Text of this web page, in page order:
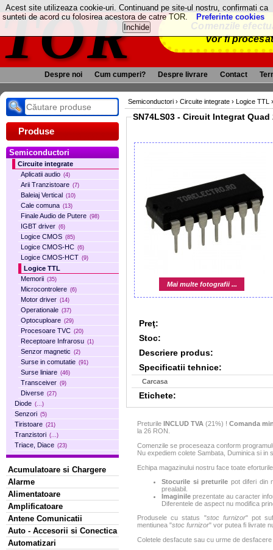
TOR
Comenzile
vor fi
Despre noi Cum cumperi? Despre livrare Contact
Produse
Semiconductori
Circuite integrate
Aplicatii audio (4)
Arii Tranzistoare (7)
Baleiaj Vertical (10)
Cale comuna (13)
Finale Audio de Putere (98)
IGBT driver (6)
Logice CMOS (85)
Logice CMOS-HC (6)
Logice CMOS-HCT (9)
Logice TTL
Memorii (35)
Microcontrolere (6)
Motor driver (14)
Operationale (37)
Optocuploare (29)
Procesoare TVC (20)
Receptoare Infrarosu (1)
Senzor magnetic (2)
Surse in comutatie (91)
Surse liniare (46)
Transceiver (9)
Diverse (27)
Diode (...)
Senzori (5)
Tiristoare (21)
Tranzistori (...)
Triace, Diace (23)
Acumulatoare si Chargere
Alarme
Alimentatoare
Amplificatoare
Antene Comunicatii
Auto - Accesorii si Conectica
Automatizari
Semiconductori › Circuite integrate › Logice TTL
SN74LS03 - Circuit Integrat Quad
Mai multe fotografii ...
Preţ:
Stoc:
Descriere produs:
Specificatii tehnice:
Carcasa
Etichete:
Preturile INCLUD TVA (21%) ! Comanda
la 26 RON.
Comenzile se proceseaza conform
Nu expediem colete Sambata, Duminica si in
Echipa magazinului nostru face toate
Stocurile si preturile pot diferi din
prealabil.
Imaginile prezentate au caracter
Diferentele de aspect nu modifica
Produsele cu status "stoc furnizor" pot
mentiunea "stoc furnizor" vor putea fi livrate
Coletele desfacute sau cu urme de
Acest site utilizeaza cookie-uri. Continuand pe site-ul nostru, confirmati ca
sunteti de acord cu folosirea acestora de catre TOR.
Preferinte cookies